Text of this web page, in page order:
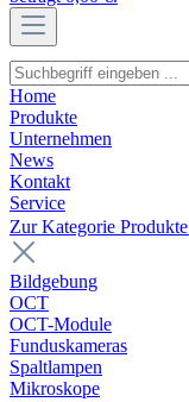
Home
Produkte
Unternehmen
News
Kontakt
Service
Zur Kategorie Produkte
Bildgebung
OCT
OCT-Module
Funduskameras
Spaltlampen
Mikroskope